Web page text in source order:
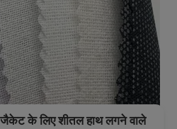
के लिए शीतल हाथ लगने वाले